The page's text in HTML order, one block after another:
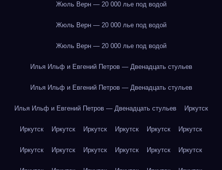
Жюль Верн — 20 000 лье под водой
Жюль Верн — 20 000 лье под водой
Жюль Верн — 20 000 лье под водой
Илья Ильф и Евгений Петров — Двенадцать стульев
Илья Ильф и Евгений Петров — Двенадцать стульев
Илья Ильф и Евгений Петров — Двенадцать стульев Иркутск
Иркутск Иркутск Иркутск Иркутск Иркутск Иркутск
Иркутск Иркутск Иркутск Иркутск Иркутск Иркутск